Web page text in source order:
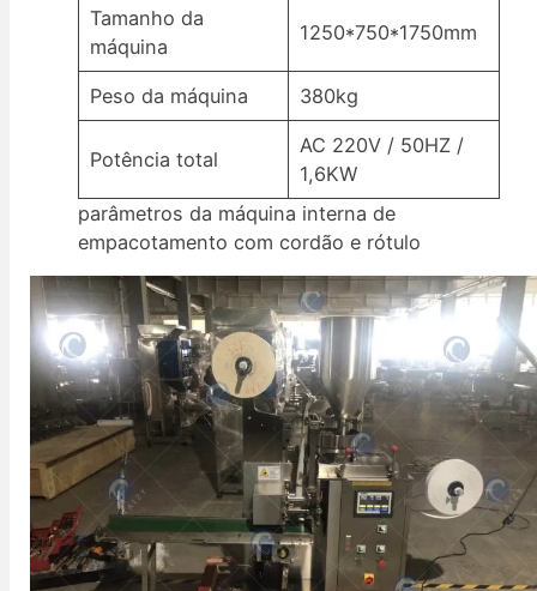
Tamanho da
máquina
1250*750*1750mm
Peso da máquina 380kg
Potência total
AC 220V / 50HZ /
1,6KW
parâmetros da máquina interna de
empacotamento com cordão e rótulo